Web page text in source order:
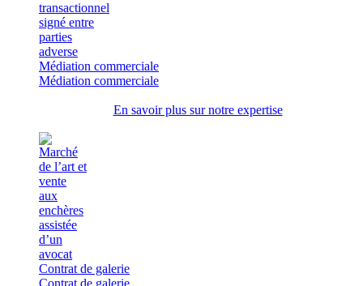
Médiation commerciale
Médiation commerciale
En savoir plus sur notre expertise
Contrat de galerie